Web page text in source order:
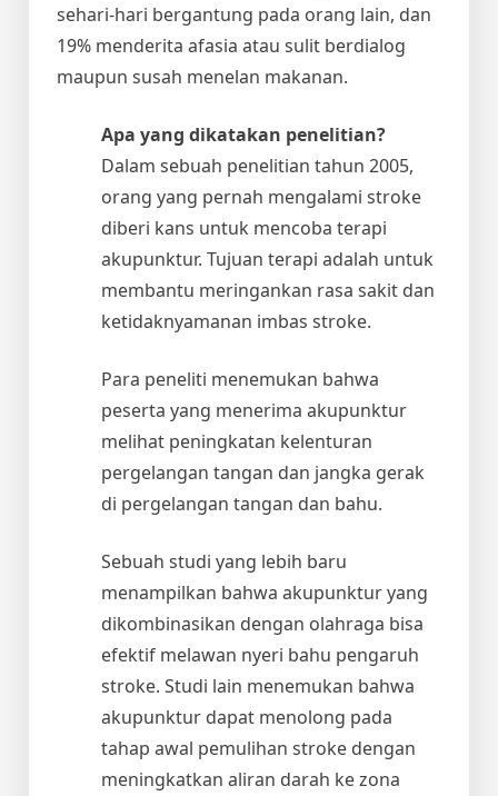
sehari-hari bergantung pada orang lain, dan
19% menderita afasia atau sulit berdialog
maupun susah menelan makanan.
Apa yang dikatakan penelitian?
Dalam sebuah penelitian tahun 2005,
orang yang pernah mengalami stroke
diberi kans untuk mencoba terapi
akupunktur. Tujuan terapi adalah untuk
membantu meringankan rasa sakit dan
ketidaknyamanan imbas stroke.
Para peneliti menemukan bahwa
peserta yang menerima akupunktur
melihat peningkatan kelenturan
pergelangan tangan dan jangka gerak
di pergelangan tangan dan bahu.
Sebuah studi yang lebih baru
menampilkan bahwa akupunktur yang
dikombinasikan dengan olahraga bisa
efektif melawan nyeri bahu pengaruh
stroke. Studi lain menemukan bahwa
akupunktur dapat menolong pada
tahap awal pemulihan stroke dengan
meningkatkan aliran darah ke zona